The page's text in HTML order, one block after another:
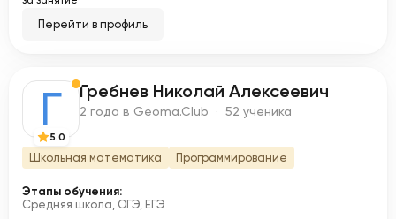
Перейти в профиль
Г
5.0
Гребнев Николай Алексеевич
2 года в Geoma.Club · 52 ученика
Школьная математика Программирование
Этапы обучения:
Средняя школа, ОГЭ, ЕГЭ